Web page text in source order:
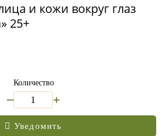
и кожи вокруг глаз
25+
Количество
+
Уведомить